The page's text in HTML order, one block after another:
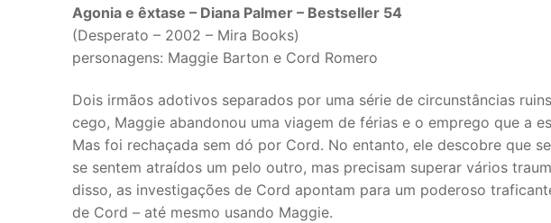
Agonia e êxtase – Diana Palmer – Bestseller 54
(Desperato – 2002 – Mira Books)
personagens: Maggie Barton e Cord Romero
Dois irmãos adotivos separados por uma série de circunstâncias
cego, Maggie abandonou uma viagem de férias e o emprego que a
Mas foi rechaçada sem dó por Cord. No entanto, ele descobre que
se sentem atraídos um pelo outro, mas precisam superar vários
disso, as investigações de Cord apontam para um poderoso
de Cord – até mesmo usando Maggie.